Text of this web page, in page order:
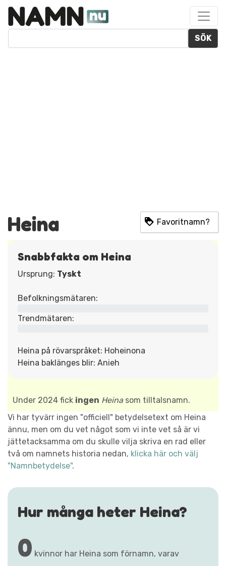
SÖK
Heina Favoritnamn?
Snabbfakta om Heina
Ursprung: Tyskt
Befolkningsmätaren:
Trendmätaren:
Heina på rövarspråket: Hoheinona
Heina baklänges blir: Anieh
Under 2024 fick ingen Heinasom tilltalsnamn.
Vi har tyvärr ingen "officiell" betydelsetext om Heina
ännu, men om du vet något som vi inte vet så är vi
jättetacksamma om du skulle vilja skriva en rad eller
två om namnets historia nedan, klicka här och välj
"Namnbetydelse".
Hur många heter Heina?
0 kvinnor har Heina som förnamn, varav